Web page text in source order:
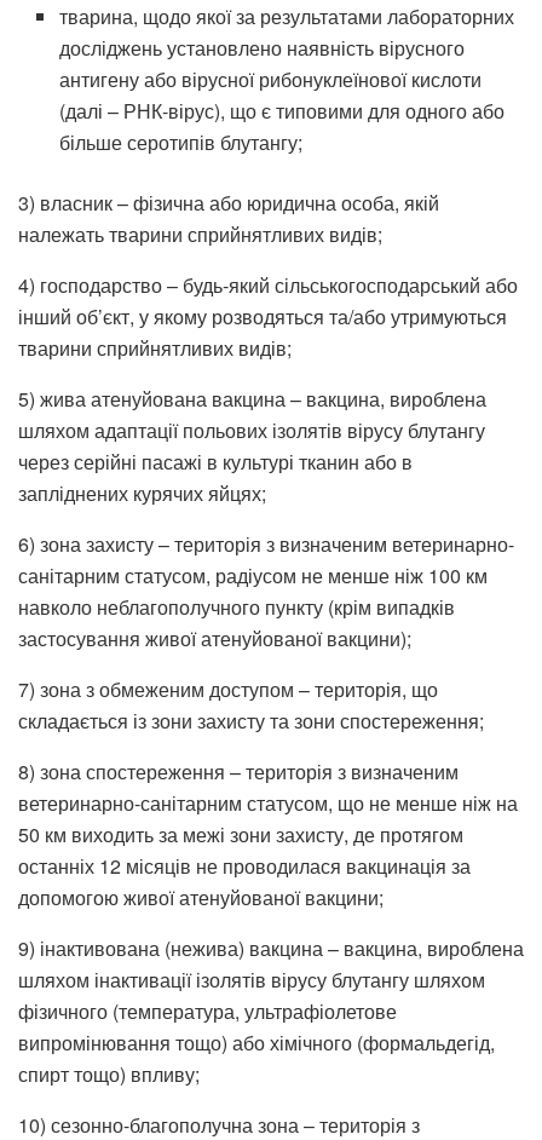
тварина, щодо якої за результатами лабораторних
досліджень установлено наявність вірусного
антигену або вірусної рибонуклеїнової кислоти
(далі – РНК-вірус), що є типовими для одного або
більше серотипів блутангу;
3) власник – фізична або юридична особа, якій
належать тварини сприйнятливих видів;
4) господарство – будь-який сільськогосподарський або
інший об’єкт, у якому розводяться та/або утримуються
тварини сприйнятливих видів;
5) жива атенуйована вакцина – вакцина, вироблена
шляхом адаптації польових ізолятів вірусу блутангу
через серійні пасажі в культурі тканин або в
запліднених курячих яйцях;
6) зона захисту – територія з визначеним ветеринарно-
санітарним статусом, радіусом не менше ніж 100 км
навколо неблагополучного пункту (крім випадків
застосування живої атенуйованої вакцини);
7) зона з обмеженим доступом – територія, що
складається із зони захисту та зони спостереження;
8) зона спостереження – територія з визначеним
ветеринарно-санітарним статусом, що не менше ніж на
50 км виходить за межі зони захисту, де протягом
останніх 12 місяців не проводилася вакцинація за
допомогою живої атенуйованої вакцини;
9) інактивована (нежива) вакцина – вакцина, вироблена
шляхом інактивації ізолятів вірусу блутангу шляхом
фізичного (температура, ультрафіолетове
випромінювання тощо) або хімічного (формальдегід,
спирт тощо) впливу;
10) сезонно-благополучна зона – територія з